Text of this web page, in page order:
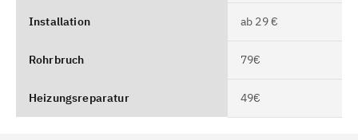
Installation ab 29 €
Rohrbruch 79€
Heizungsreparatur 49€